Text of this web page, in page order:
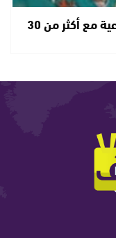
زلزال سياسي بالعيون… استقالة جماعية مع أكثر من 30